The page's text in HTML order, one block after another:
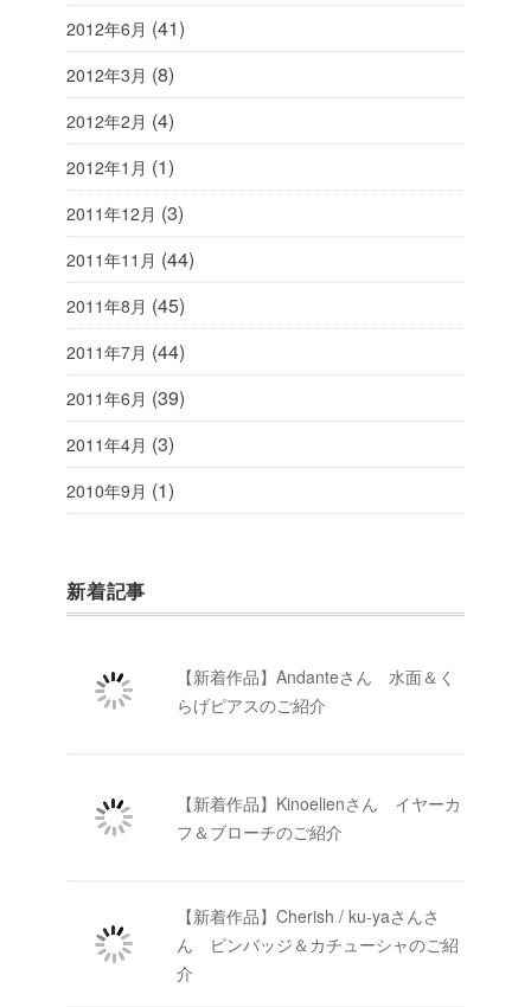
2012年6月 (41)
2012年3月 (8)
2012年2月 (4)
2012年1月 (1)
2011年12月 (3)
2011年11月 (44)
2011年8月 (45)
2011年7月 (44)
2011年6月 (39)
2011年4月 (3)
2010年9月 (1)
新着記事
【新着作品】Andanteさん 水面＆く
らげピアスのご紹介
【新着作品】Kinoelienさん イヤーカ
フ＆ブローチのご紹介
【新着作品】Cherish / ku-yaさんさ
ん ピンバッジ＆カチューシャのご紹
介